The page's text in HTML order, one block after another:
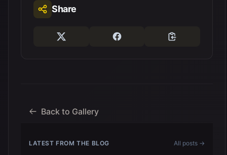
Share
Back to Gallery
LATEST FROM THE BLOG All posts →